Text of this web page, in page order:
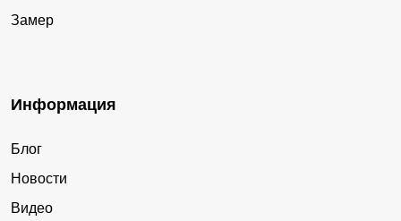
Замер
Информация
Блог
Новости
Видео